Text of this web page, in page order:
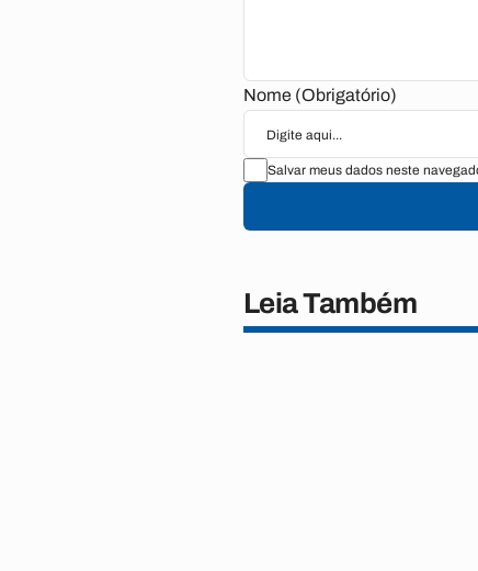
Nome (Obrigatório)
Salvar meus dados neste
Leia Também